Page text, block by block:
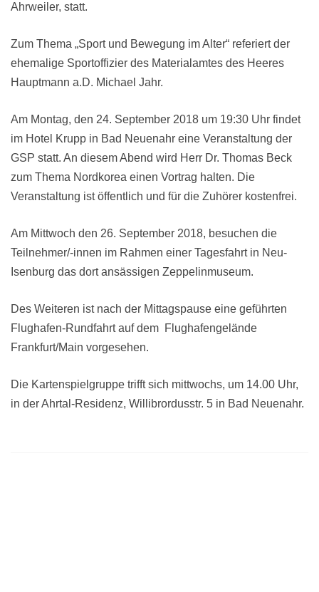
Ahrweiler, statt.
Zum Thema „Sport und Bewegung im Alter“ referiert der
ehemalige Sportoffizier des Materialamtes des Heeres
Hauptmann a.D. Michael Jahr.
Am Montag, den 24. September 2018 um 19:30 Uhr findet
im Hotel Krupp in Bad Neuenahr eine Veranstaltung der
GSP statt. An diesem Abend wird Herr Dr. Thomas Beck
zum Thema Nordkorea einen Vortrag halten. Die
Veranstaltung ist öffentlich und für die Zuhörer kostenfrei.
Am Mittwoch den 26. September 2018, besuchen die
Teilnehmer/-innen im Rahmen einer Tagesfahrt in Neu-
Isenburg das dort ansässigen Zeppelinmuseum.
Des Weiteren ist nach der Mittagspause eine geführten
Flughafen-Rundfahrt auf dem Flughafengelände
Frankfurt/Main vorgesehen.
Die Kartenspielgruppe trifft sich mittwochs, um 14.00 Uhr,
in der Ahrtal-Residenz, Willibrordusstr. 5 in Bad Neuenahr.